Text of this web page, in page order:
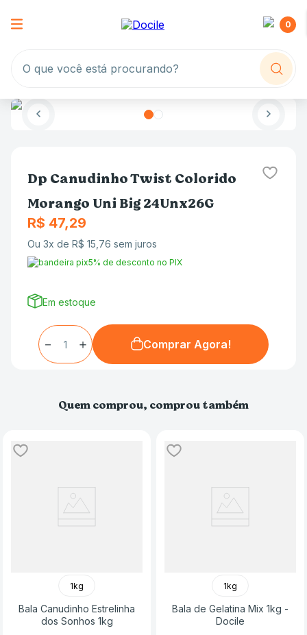
0
Dp Canudinho Twist Colorido
Morango Uni Big 24Unx26G
R$ 47,29
Ou 3x de R$ 15 76 sem juros
5% de desconto no PIX
Em estoque
＋
－ Comprar Agora!
Quem comprou, comprou também
1kg
Bala Canudinho Estrelinha
dos Sonhos 1kg
1kg
Bala de Gelatina Mix 1kg -
Docile